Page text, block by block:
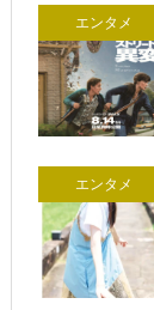
エンタメ
エンタメ